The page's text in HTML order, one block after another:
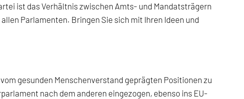
ist das Verhältnis zwischen Amts- und Mandatsträgern
Parlamenten. Bringen Sie sich mit Ihren Ideen und
gesunden Menschenverstand geprägten Positionen zu
nach dem anderen eingezogen, ebenso ins EU-